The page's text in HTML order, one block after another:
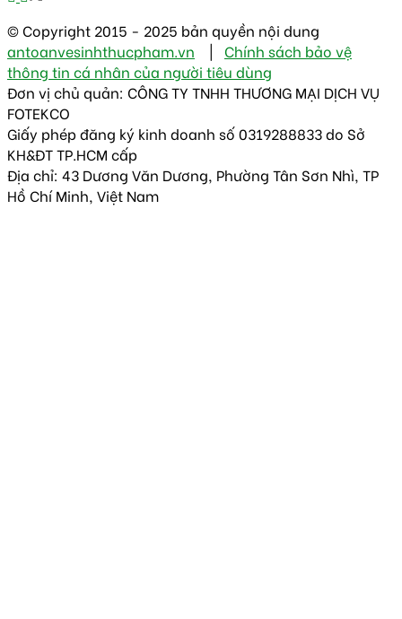
© Copyright 2015 - 2025 bản quyền nội dung
antoanvesinhthucpham.vn | Chính sách bảo vệ
thông tin cá nhân của người tiêu dùng
Đơn vị chủ quản: CÔNG TY TNHH THƯƠNG MẠI DỊCH VỤ
FOTEKCO
Giấy phép đăng ký kinh doanh số 0319288833 do Sở
KH&ĐT TP.HCM cấp
Địa chỉ: 43 Dương Văn Dương, Phường Tân Sơn Nhì, TP
Hồ Chí Minh, Việt Nam